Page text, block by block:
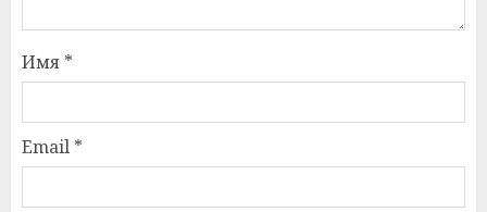
Имя *
Email *